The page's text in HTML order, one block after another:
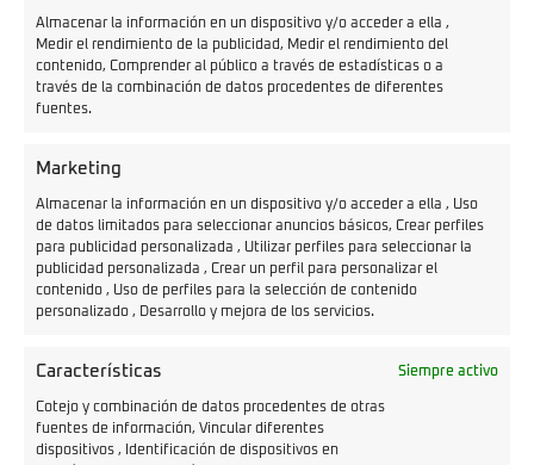
Almacenar la información en un dispositivo y/o acceder a ella ,
Medir el rendimiento de la publicidad, Medir el rendimiento del
contenido, Comprender al público a través de estadísticas o a
través de la combinación de datos procedentes de diferentes
fuentes.
Marketing
Almacenar la información en un dispositivo y/o acceder a ella , Uso
de datos limitados para seleccionar anuncios básicos, Crear perfiles
para publicidad personalizada , Utilizar perfiles para seleccionar la
publicidad personalizada , Crear un perfil para personalizar el
contenido , Uso de perfiles para la selección de contenido
personalizado , Desarrollo y mejora de los servicios.
Características Siempre activo
Cotejo y combinación de datos procedentes de otras
fuentes de información, Vincular diferentes
dispositivos , Identificación de dispositivos en
Precio
4.926€
Autonomía
100 km